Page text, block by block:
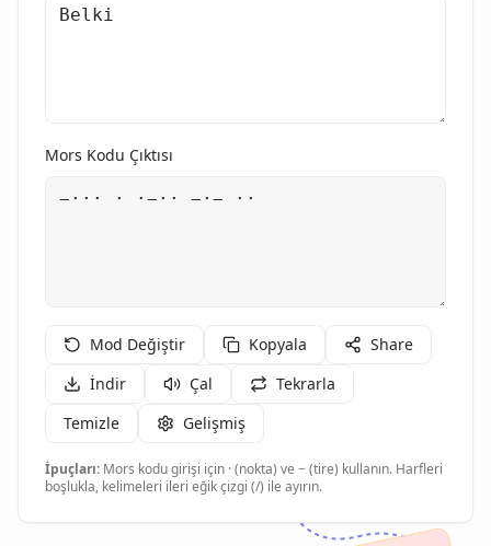
Mors Kodu Çıktısı
Mod Değiştir Kopyala
Share
İndir
Çal
Tekrarla
Temizle
Gelişmiş
İpuçları: Mors kodu girişi için · (nokta) ve − (tire) kullanın. Harfleri
boşlukla, kelimeleri ileri eğik çizgi (/) ile ayırın.